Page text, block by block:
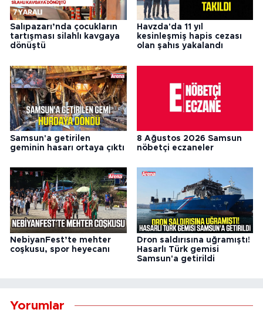
Salıpazarı’nda çocukların
tartışması silahlı kavgaya
dönüştü
Havzda'da 11 yıl
kesinleşmiş hapis cezası
olan şahıs yakalandı
Samsun'a getirilen
geminin hasarı ortaya çıktı
8 Ağustos 2026 Samsun
nöbetçi eczaneler
NebiyanFest’te mehter
coşkusu, spor heyecanı
Dron saldırısına uğramıştı!
Hasarlı Türk gemisi
Samsun'a getirildi
Yorumlar